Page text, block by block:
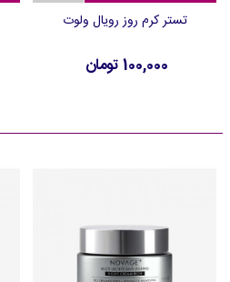
تستر کرم روز رویال ولوت
100,000 تومان